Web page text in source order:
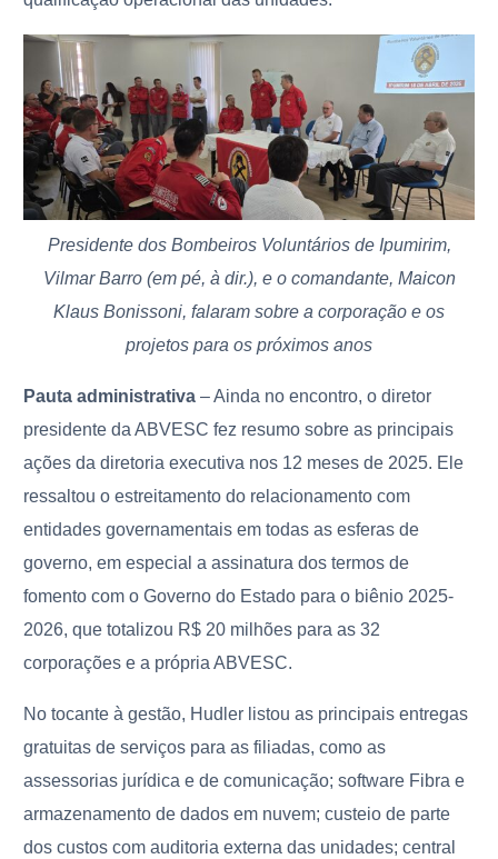
Presidente dos Bombeiros Voluntários de Ipumirim,
Vilmar Barro (em pé, à dir.), e o comandante, Maicon
Klaus Bonissoni, falaram sobre a corporação e os
projetos para os próximos anos
Pauta administrativa – Ainda no encontro, o diretor
presidente da ABVESC fez resumo sobre as principais
ações da diretoria executiva nos 12 meses de 2025. Ele
ressaltou o estreitamento do relacionamento com
entidades governamentais em todas as esferas de
governo, em especial a assinatura dos termos de
fomento com o Governo do Estado para o biênio 2025-
2026, que totalizou R$ 20 milhões para as 32
corporações e a própria ABVESC.
No tocante à gestão, Hudler listou as principais entregas
gratuitas de serviços para as filiadas, como as
assessorias jurídica e de comunicação; software Fibra e
armazenamento de dados em nuvem; custeio de parte
dos custos com auditoria externa das unidades; central